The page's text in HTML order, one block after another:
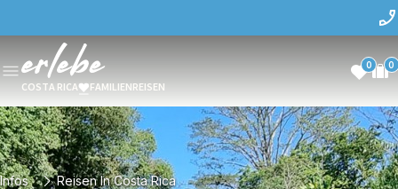
COSTA RICA FAMILIENREISEN
0 0
Infos Reisen In Costa Rica